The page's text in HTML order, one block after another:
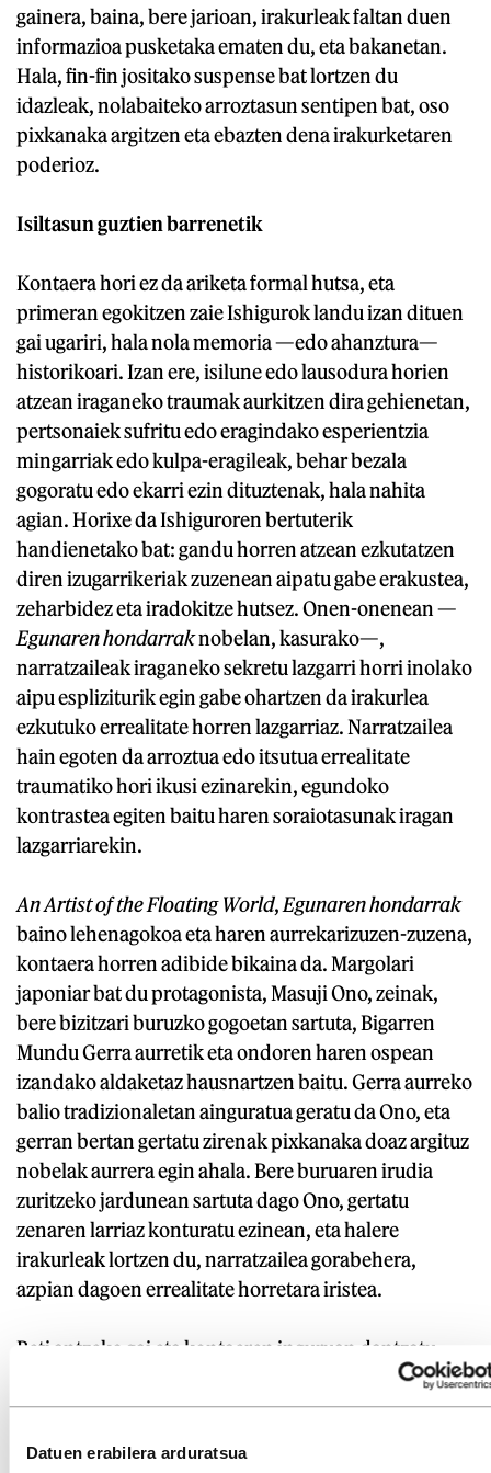
Datuen erabilera arduratsua
gainera, baina, bere jarioan, irakurleak faltan duen
informazioa pusketaka ematen du, eta bakanetan.
Hala, fin-fin jositako suspense bat lortzen du
idazleak, nolabaiteko arroztasun sentipen bat, oso
pixkanaka argitzen eta ebazten dena irakurketaren
poderioz.
Isiltasun guztien barrenetik
Kontaera hori ez da ariketa formal hutsa, eta
primeran egokitzen zaie Ishigurok landu izan dituen
gai ugariri, hala nola memoria —edo ahanztura—
historikoari. Izan ere, isilune edo lausodura horien
atzean iraganeko traumak aurkitzen dira gehienetan,
pertsonaiek sufritu edo eragindako esperientzia
mingarriak edo kulpa-eragileak, behar bezala
gogoratu edo ekarri ezin dituztenak, hala nahita
agian. Horixe da Ishiguroren bertuterik
handienetako bat: gandu horren atzean ezkutatzen
diren izugarrikeriak zuzenean aipatu gabe erakustea,
zeharbidez eta iradokitze hutsez. Onen-onenean —
Egunaren hondarraknobelan, kasurako—,
narratzaileak iraganeko sekretu lazgarri horri inolako
aipu espliziturik egin gabe ohartzen da irakurlea
ezkutuko errealitate horren lazgarriaz. Narratzailea
hain egoten da arroztua edo itsutua errealitate
traumatiko hori ikusi ezinarekin, egundoko
kontrastea egiten baitu haren soraiotasunak iragan
lazgarriarekin.
An Artist of the Floating World, Egunaren hondarrak
baino lehenagokoa eta haren aurrekarizuzen-zuzena,
kontaera horren adibide bikaina da. Margolari
japoniar bat du protagonista, Masuji Ono, zeinak,
bere bizitzari buruzko gogoetan sartuta, Bigarren
Mundu Gerra aurretik eta ondoren haren ospean
izandako aldaketaz hausnartzen baitu. Gerra aurreko
balio tradizionaletan ainguratua geratu da Ono, eta
gerran bertan gertatu zirenak pixkanaka doaz argituz
nobelak aurrera egin ahala. Bere buruaren irudia
zuritzeko jardunean sartuta dago Ono, gertatu
zenaren larriaz konturatu ezinean, eta halere
irakurleak lortzen du, narratzailea gorabehera,
azpian dagoen errealitate horretara iristea.
Beti antzeko gai eta kontaeren inguruan dantzatu
arren, Ishiguro nekez da idazle betiberdin bat. Haren
azkeneko nobelan,Klara and the Sunizenekoan,
berriekin hornitzeko bere betiko planteamendu